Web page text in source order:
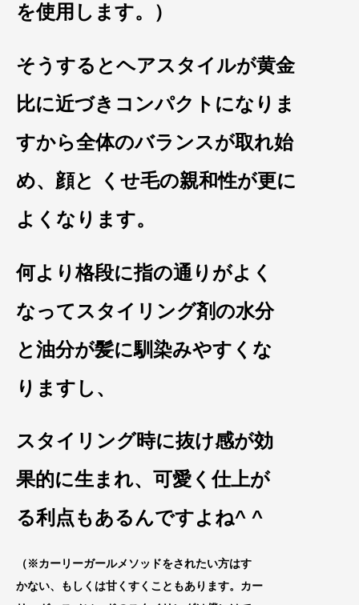
を使用します。）
そうするとヘアスタイルが黄金
比に近づきコンパクトになりま
すから全体のバラ ンスが取れ始
め、顔と くせ毛の親和性が更に
よくなります。
何より格段に指の通りがよ く
なってスタイリング剤の水分
と油分が髪に馴染みやすくな
りますし、
スタイリング時に抜け感が効
果的に生まれ、可愛く仕上が
る利点もあるんですよね^ ^
（※カーリーガールメソッドをされたい方はす
かない、もしくは甘くすくこともあります。カー